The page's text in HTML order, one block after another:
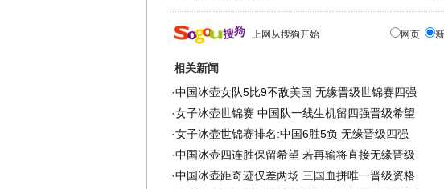
上网从搜狗开始 网页
相关新闻
·中国冰壶女队5比9不敌美国 无缘晋级世锦赛四强
·女子冰壶世锦赛 中国队一线生机留四强晋级希望
·女子冰壶世锦赛排名:中国6胜5负 无缘晋级四强
·中国冰壶四连胜保留希望 若再输将直接无缘晋级
·中国冰壶距奇迹仅差两场 三国血拼唯一晋级资格